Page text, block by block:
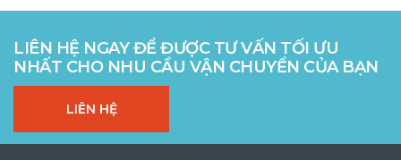
LIÊN HỆ NGAY ĐỂ ĐƯỢC TƯ VẤN TỐI ƯU
NHẤT CHO NHU CẦU VẬN CHUYỂN CỦA BẠN
LIÊN HỆ